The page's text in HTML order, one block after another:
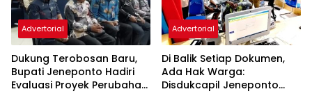
Advertorial
Dukung Terobosan Baru,
Bupati Jeneponto Hadiri
Evaluasi Proyek Perubahan
Advertorial
Di Balik Setiap Dokumen,
Ada Hak Warga:
Disdukcapil Jeneponto